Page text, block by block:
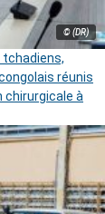
© (DR)
tchadiens,
réunis
chirurgicale à